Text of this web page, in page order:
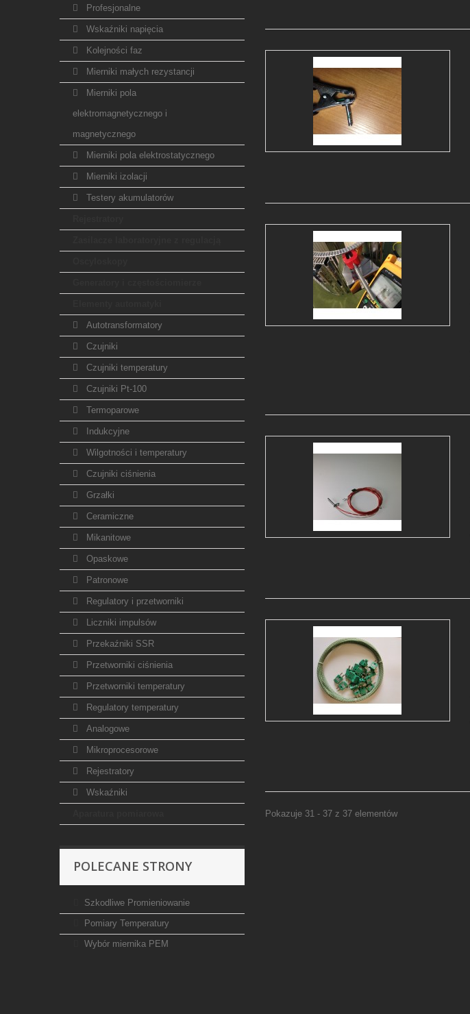
Profesjonalne
Wskaźniki napięcia
Kolejności faz
Mierniki małych rezystancji
Mierniki pola
elektromagnetycznego i
magnetycznego
Mierniki pola elektrostatycznego
Mierniki izolacji
Testery akumulatorów
Autotransformatory
Czujniki
Czujniki temperatury
Czujniki Pt-100
Termoparowe
Indukcyjne
Wilgotności i temperatury
Czujniki ciśnienia
Grzałki
Ceramiczne
Mikanitowe
Opaskowe
Patronowe
Regulatory i przetworniki
Liczniki impulsów
Przekaźniki SSR
Przetworniki ciśnienia
Przetworniki temperatury
Regulatory temperatury
Analogowe
Mikroprocesorowe
Rejestratory
Wskaźniki
POLECANE STRONY
Szkodliwe Promieniowanie
Pomiary Temperatury
Wybór miernika PEM
Pokazuje 31 - 37 z 37 elementów